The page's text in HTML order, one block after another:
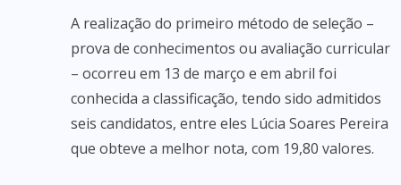
A realização do primeiro método de seleção –
prova de conhecimentos ou avaliação curricular
– ocorreu em 13 de março e em abril foi
conhecida a classificação, tendo sido admitidos
seis candidatos, entre eles Lúcia Soares Pereira
que obteve a melhor nota, com 19,80 valores.